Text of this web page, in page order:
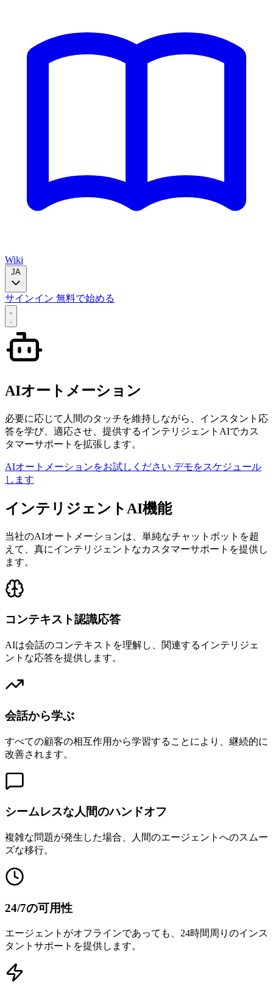
Wiki
JA
サインイン 無料で始める
AIオートメーション
必要に応じて人間のタッチを維持しながら、インスタント応
答を学び、適応させ、提供するインテリジェントAIでカス
タマーサポートを拡張します。
AIオートメーションをお試しください デモをスケジュール
します
インテリジェントAI機能
当社のAIオートメーションは、単純なチャットボットを超
えて、真にインテリジェントなカスタマーサポートを提供し
ます。
コンテキスト認識応答
AIは会話のコンテキストを理解し、関連するインテリジェ
ントな応答を提供します。
会話から学ぶ
すべての顧客の相互作用から学習することにより、継続的に
改善されます。
シームレスな人間のハンドオフ
複雑な問題が発生した場合、人間のエージェントへのスムー
ズな移行。
24/7の可用性
エージェントがオフラインであっても、24時間周りのインス
タントサポートを提供します。